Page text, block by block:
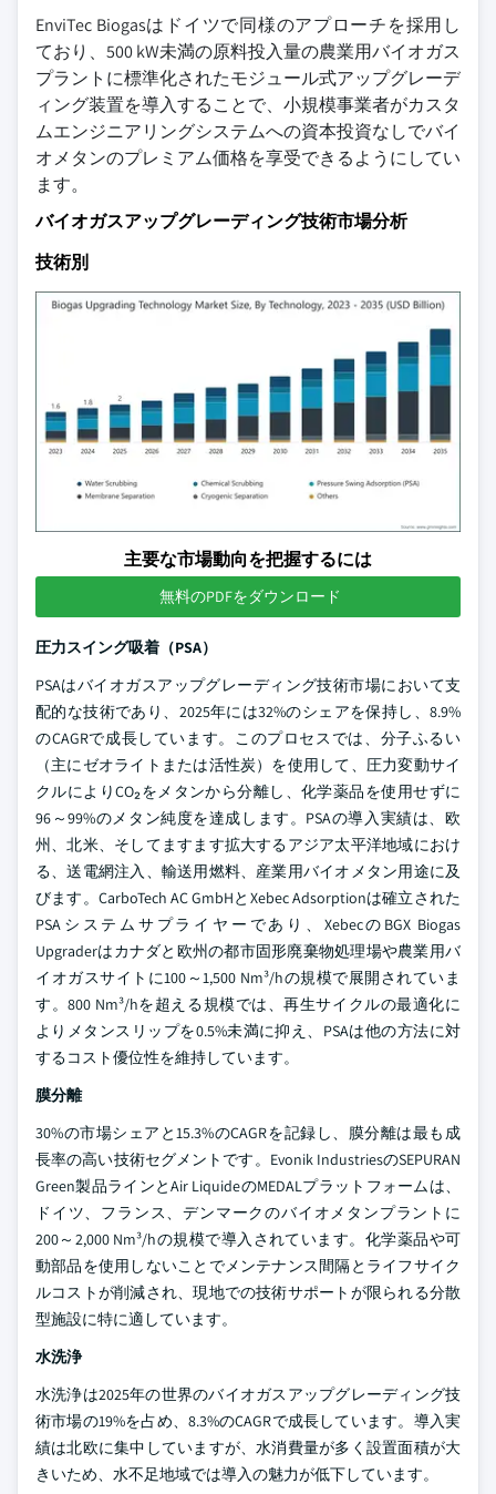
EnviTec Biogasはドイツで同様のアプローチを採用し
ており、500 kW未満の原料投入量の農業用バイオガス
プラントに標準化されたモジュール式アップグレーデ
ィング装置を導入することで、小規模事業者がカスタ
ムエンジニアリングシステムへの資本投資なしでバイ
オメタンのプレミアム価格を享受できるようにしてい
ます。
バイオガスアップグレーディング技術市場分析
技術別
主要な市場動向を把握するには
無料のPDFをダウンロード
圧力スイング吸着（PSA）
PSAはバイオガスアップグレーディング技術市場において支
配的な技術であり、2025年には32%のシェアを保持し、8.9%
のCAGRで成長しています。このプロセスでは、分子ふるい
（主にゼオライトまたは活性炭）を使用して、圧力変動サイ
クルによりCO₂をメタンから分離し、化学薬品を使用せずに
96～99%のメタン純度を達成します。PSAの導入実績は、欧
州、北米、そしてますます拡大するアジア太平洋地域におけ
る、送電網注入、輸送用燃料、産業用バイオメタン用途に及
びます。CarboTech AC GmbHとXebec Adsorptionは確立された
PSAシステムサプライヤーであり、XebecのBGX Biogas
Upgraderはカナダと欧州の都市固形廃棄物処理場や農業用バ
イオガスサイトに100～1,500 Nm³/hの規模で展開されていま
す。800 Nm³/hを超える規模では、再生サイクルの最適化に
よりメタンスリップを0.5%未満に抑え、PSAは他の方法に対
するコスト優位性を維持しています。
膜分離
30%の市場シェアと15.3%のCAGRを記録し、膜分離は最も成
長率の高い技術セグメントです。Evonik IndustriesのSEPURAN
Green製品ラインとAir LiquideのMEDALプラットフォームは、
ドイツ、フランス、デンマークのバイオメタンプラントに
200～2,000 Nm³/hの規模で導入されています。化学薬品や可
動部品を使用しないことでメンテナンス間隔とライフサイク
ルコストが削減され、現地での技術サポートが限られる分散
型施設に特に適しています。
水洗浄
水洗浄は2025年の世界のバイオガスアップグレーディング技
術市場の19%を占め、8.3%のCAGRで成長しています。導入実
績は北欧に集中していますが、水消費量が多く設置面積が大
きいため、水不足地域では導入の魅力が低下しています。